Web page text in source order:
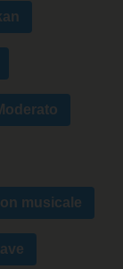
musicale